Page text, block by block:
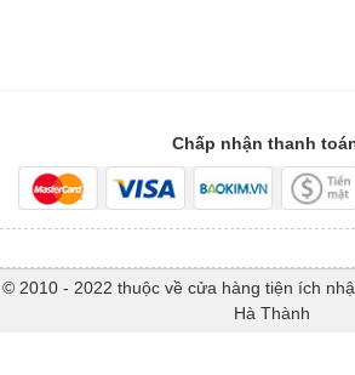
Chấp nhận thanh
© 2010 - 2022 thuộc về cửa hàng tiện ích
Hà Thành